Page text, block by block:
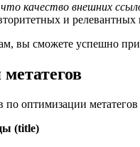
качество внешних
и
вы сможете успешно
по оптимизации
(title)